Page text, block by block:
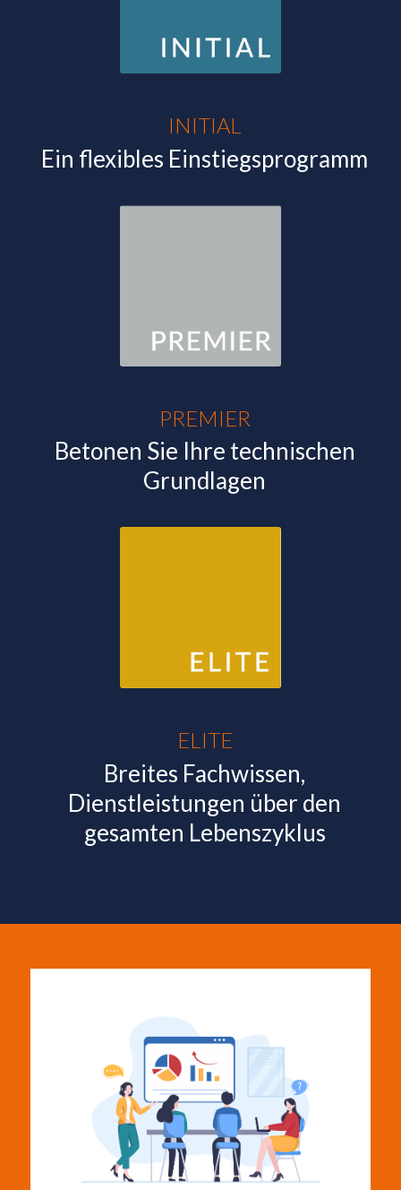
INITIAL
Ein flexibles Einstiegsprogramm
PREMIER
Betonen Sie Ihre technischen
Grundlagen
ELITE
Breites Fachwissen,
Dienstleistungen über den
gesamten Lebenszyklus